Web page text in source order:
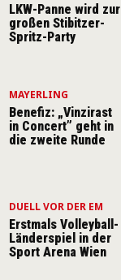
LKW-Panne wird zur
großen Stibitzer-
Spritz-Party
MAYERLING
Benefiz: „Vinzirast
in Concert” geht in
die zweite Runde
DUELL VOR DER EM
Erstmals Volleyball-
Länderspiel in der
Sport Arena Wien